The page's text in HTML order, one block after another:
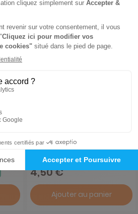
N° en cours
4,50 €
Ajouter au panier